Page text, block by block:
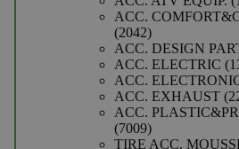
ACC.
20422042
producten
ACC. DESIGN
ACC. ELECTRIC
ACC.
ACC. EXHAUST
ACC.
70097009
producten
TIRE ACC.